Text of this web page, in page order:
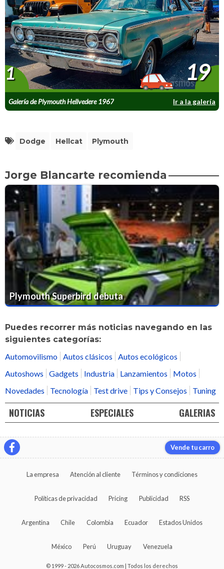
Galería de Plymouth Hellvedere 1967 Ir a la galería
1 19
Dodge Hellcat Plymouth
Jorge Blancarte recomienda
Plymouth Superbird debuta
Puedes recorrer más noticias navegando en las
siguientes categorías:
Automovilismo
Autos clásicos
Autos ecológicos
Autoshows
Gadgets Industria Lanzamientos
Motos
Novedades
Tecnología Test drive Tips y Consejos Tuning
NOTICIAS ESPECIALES GALERIAS
Vende tu carro
La empresa Atención al cliente Términos y condiciones
Políticas de privacidad Pricing Publicidad RSS
Argentina Chile Colombia Ecuador Estados Unidos
México Perú Uruguay Venezuela
© 1999 - 2026 Autocosmos.com | Todos los derechos